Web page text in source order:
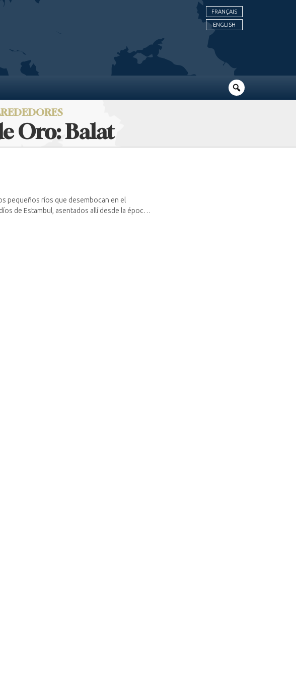
FRANÇAIS
ENGLISH
Oro: Balat
pequeños ríos que desembocan en el
de Estambul, asentados allí desde la época